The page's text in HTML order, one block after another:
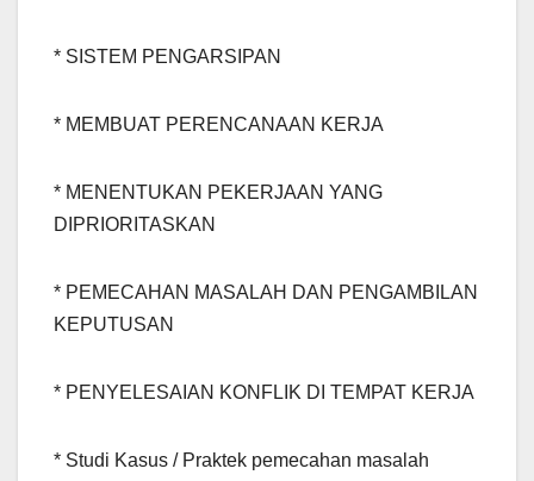
* SISTEM PENGARSIPAN
* MEMBUAT PERENCANAAN KERJA
* MENENTUKAN PEKERJAAN YANG
DIPRIORITASKAN
* PEMECAHAN MASALAH DAN PENGAMBILAN
KEPUTUSAN
* PENYELESAIAN KONFLIK DI TEMPAT KERJA
* Studi Kasus / Praktek pemecahan masalah